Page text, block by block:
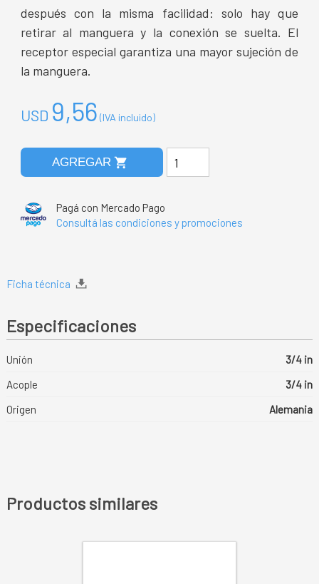
después con la misma facilidad: solo hay que
retirar al manguera y la conexión se suelta. El
receptor especial garantiza una mayor sujeción de
la manguera.
USD 9,56 (IVA incluido)
AGREGAR shopping_cart
Pagá con Mercado Pago
Consultá las condiciones y promociones
Ficha técnica
Especificaciones
Unión
3/4 in
Acople
3/4 in
Origen
Alemania
Productos similares